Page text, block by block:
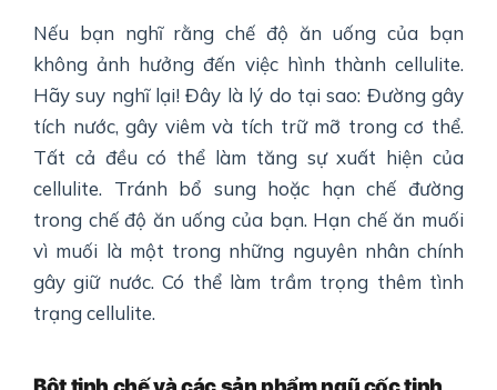
Nếu bạn nghĩ rằng chế độ ăn uống của bạn
không ảnh hưởng đến việc hình thành cellulite.
Hãy suy nghĩ lại! Đây là lý do tại sao: Đường gây
tích nước, gây viêm và tích trữ mỡ trong cơ thể.
Tất cả đều có thể làm tăng sự xuất hiện của
cellulite. Tránh bổ sung hoặc hạn chế đường
trong chế độ ăn uống của bạn. Hạn chế ăn muối
vì muối là một trong những nguyên nhân chính
gây giữ nước. Có thể làm trầm trọng thêm tình
trạng cellulite.